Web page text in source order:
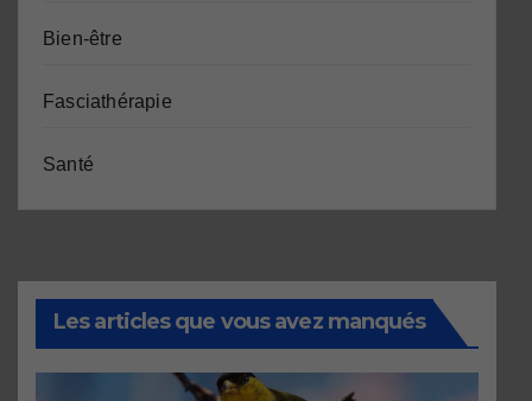
Bien-être
Fasciathérapie
Santé
Les articles que vous avez manqués